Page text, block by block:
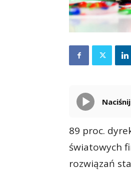
89 proc.
światowych
rozwiązań